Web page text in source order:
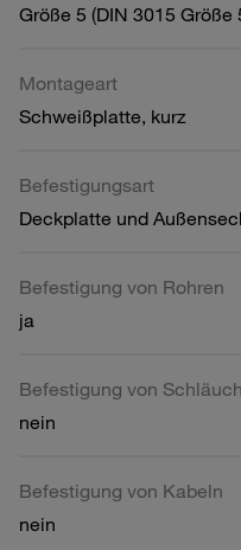
Größe 5 (DIN 3015 Größe
Montageart
Schweißplatte, kurz
Befestigungsart
Deckplatte und
Befestigung von Rohren
ja
Befestigung von
nein
Befestigung von Kabeln
nein